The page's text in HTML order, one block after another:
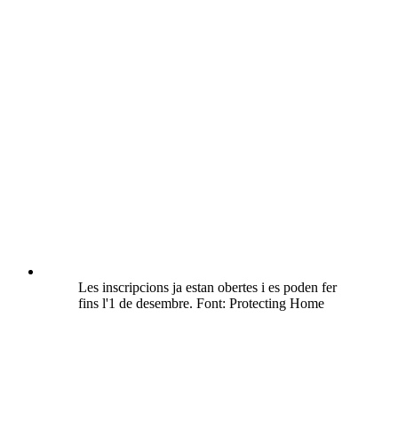
Les inscripcions ja estan obertes i es poden fer
fins l'1 de desembre. Font: Protecting Home